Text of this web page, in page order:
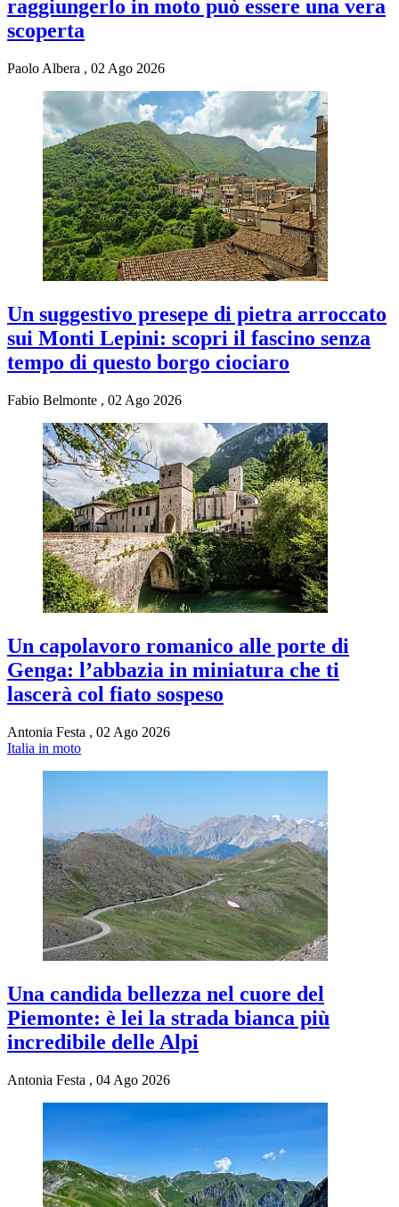
raggiungerlo in moto può essere una vera
scoperta
Paolo Albera , 02 Ago 2026
Un suggestivo presepe di pietra arroccato
sui Monti Lepini: scopri il fascino senza
tempo di questo borgo ciociaro
Fabio Belmonte , 02 Ago 2026
Un capolavoro romanico alle porte di
Genga: l’abbazia in miniatura che ti
lascerà col fiato sospeso
Antonia Festa , 02 Ago 2026
Italia in moto
Una candida bellezza nel cuore del
Piemonte: è lei la strada bianca più
incredibile delle Alpi
Antonia Festa , 04 Ago 2026